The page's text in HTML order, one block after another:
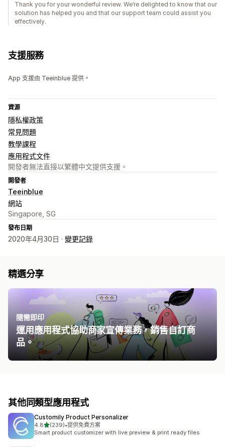
Thank you for your wonderful review. We’re delighted to know that our
solution has helped you and that our support team could assist you
effectively.
支援服務
App 支援由 Teeinblue 提供。
資源
隱私權政策
常見問題
教學課程
應用程式文件
開發者無法直接以繁體中文提供支援。
開發者
Teeinblue
網站
Singapore, SG
發布日期
2020年4月30日 · 變更記錄
精選分享
隨需即印
運用應用程式協助商家宣傳業務，銷售自訂商
品。
其他同類型應用程式
Customily Product Personalizer
4.8滿分 5 顆星
(239)
共有 239 則評價
•提供免費方案
Smart product customizer with live preview & print ready files